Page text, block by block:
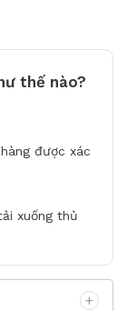
thế nào?
được xác
xuống thủ